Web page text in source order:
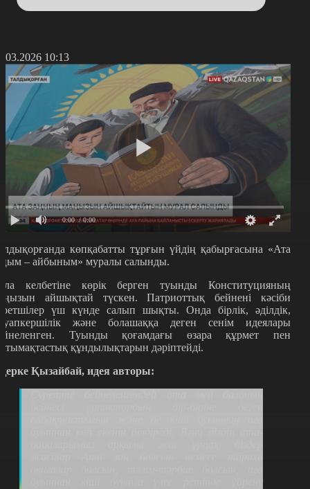
10:13
0:00 / 0:00
көпқабатты тұрғын үйдің қабырғасына «Ата
– айбыным» муралы салынды.
келбетіне көрік берген туынды Конституцияның
айшықтай түскен. Патриоттық бейнені кәсіби
үш күнде салып шықты. Онда бірлік, әділдік,
және болашаққа деген сенім идеялары
Туынды қоғамдағы өзара құрмет пен
құндылықтарын дәріптейді.
Қызайбай, идея авторы: